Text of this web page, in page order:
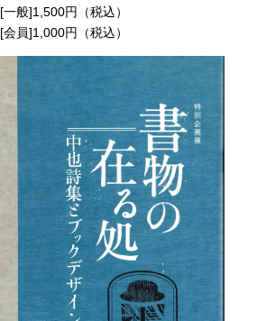
[一般]1,500円（税込）
[会員]1,000円（税込）